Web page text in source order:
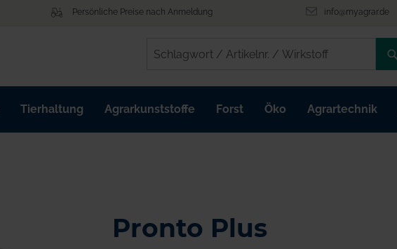
Persönliche Preise nach Anmeldung info@myagrar.de
Tierhaltung Agrarkunststoffe Forst Öko Agrartechnik
Pronto Plus